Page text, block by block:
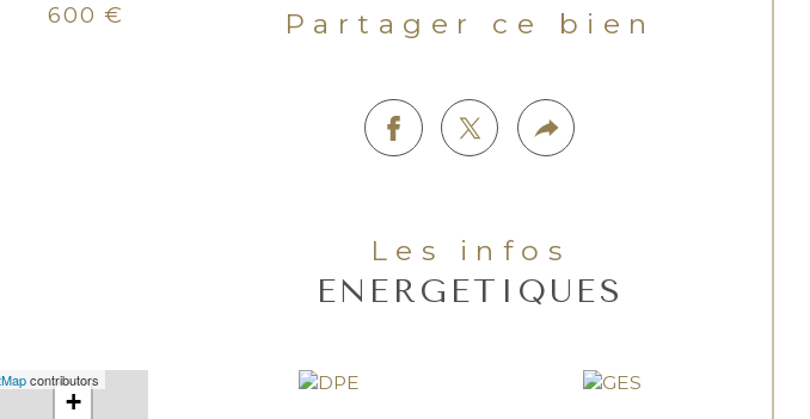
600 € Partager ce bien
+
contributors
Les infos
ENERGETIQUES